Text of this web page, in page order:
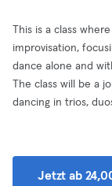
This is a class
improvisation,
dance alone and
The class will be a
dancing in trios,
Jetzt ab